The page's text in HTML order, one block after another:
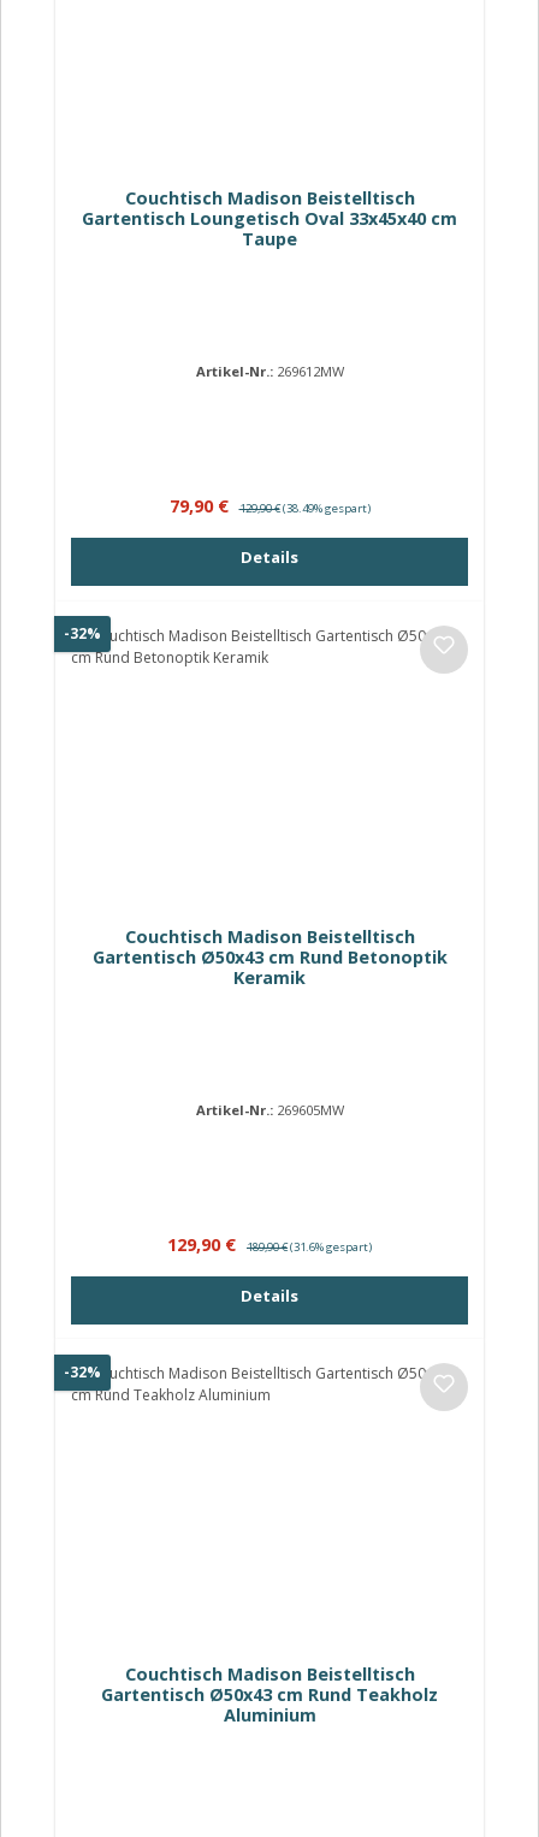
Couchtisch Madison Beistelltisch
Gartentisch Loungetisch Oval 33x45x40 cm
Taupe
Artikel-Nr.: 269612MW
Verkaufspreis:
79,90 € Regulärer Preis:
129,90 €(38.49% gespart)
Details
-32% Rabatt
Couchtisch Madison Beistelltisch
Gartentisch Ø50x43 cm Rund Betonoptik
Keramik
Artikel-Nr.: 269605MW
Verkaufspreis:
129,90 € 189,90 €(31.6% gespart)
Details
-32% Rabatt
Couchtisch Madison Beistelltisch
Gartentisch Ø50x43 cm Rund Teakholz
Aluminium